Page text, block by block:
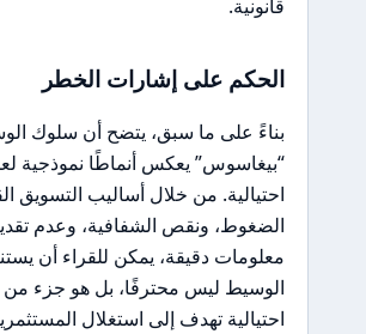
قانونية.
الحكم على إشارات الخطر
بناءً على ما سبق، يتضح أن سلوك
“بيغاسوس” يعكس أنماطًا نموذجية
احتيالية. من خلال أساليب التسويق
الضغوط، ونقص الشفافية، وعدم
معلومات دقيقة، يمكن للقراء أن
الوسيط ليس محترفًا، بل هو جزء من
احتيالية تهدف إلى استغلال